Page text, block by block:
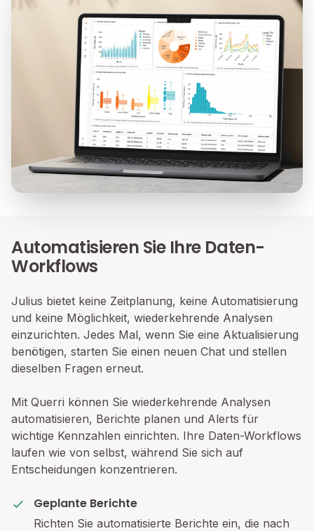
Automatisieren Sie Ihre Daten-
Workflows
Julius bietet keine Zeitplanung, keine Automatisierung
und keine Möglichkeit, wiederkehrende Analysen
einzurichten. Jedes Mal, wenn Sie eine Aktualisierung
benötigen, starten Sie einen neuen Chat und stellen
dieselben Fragen erneut.
Mit Querri können Sie wiederkehrende Analysen
automatisieren, Berichte planen und Alerts für
wichtige Kennzahlen einrichten. Ihre Daten-Workflows
laufen wie von selbst, während Sie sich auf
Entscheidungen konzentrieren.
Geplante Berichte
Richten Sie automatisierte Berichte ein, die nach